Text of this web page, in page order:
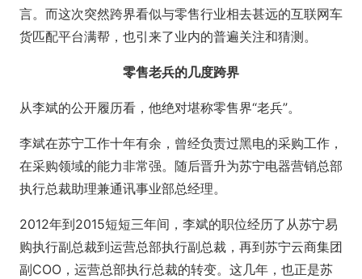
言。而这次突然跨界看似与零售行业相去甚远的互联网车
货匹配平台满帮，也引来了业内的普遍关注和猜测。
零售老兵的几度跨界
从李斌的公开履历看，他绝对堪称零售界“老兵”。
李斌在苏宁工作十年有余，曾经负责过黑电的采购工作，
在采购领域的能力非常强。随后晋升为苏宁电器营销总部
执行总裁助理兼通讯事业部总经理。
2012年到2015短短三年间，李斌的职位经历了从苏宁易
购执行副总裁到运营总部执行副总裁，再到苏宁云商集团
副COO，运营总部执行总裁的转变。这几年，也正是苏